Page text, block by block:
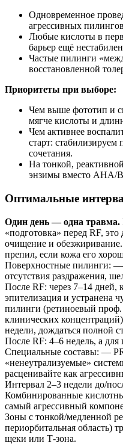
Одновременное
агрессивных
Любые кислоты в
барьер ещё
Частые пилинги
восстановленной
Приоритеты при выборе:
Чем выше фототип и
мягче кислоты и
Чем активнее
старт: стабилизируем
сочетания.
На тонкой,
энзимы вместо AHA/
Оптимальные
Один день — одна травма.
«подготовка» перед RF,
очищение и
препил, если кожа его
Поверхностные пилинги: —
отсутствия раздражения,
После RF: через 7–14 дней,
эпителизация и устранена
пилинги (ретиноевый
клинических
недели, дождаться полной
После RF: 4–6 недель, а
Специальные составы: —
«ненеутрализуемые»
расценивайте как
Интервал 2–3 недели до/
Комбинированные
самый агрессивный
Зоны с тонкой/медленной
периорбитальная область)
щеки или Т‑зона.